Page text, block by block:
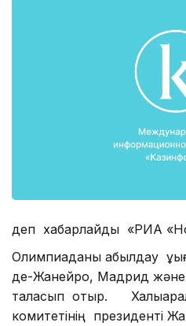
деп хабарлайды «РИА
Олимпиаданы қабылдау
де-Жанейро, Мадрид және
таласып отыр.
комитетінің президенті